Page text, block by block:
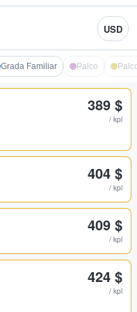
USD
Grada Familiar Palco
389 $
/ kpl
404 $
/ kpl
409 $
/ kpl
424 $
/ kpl